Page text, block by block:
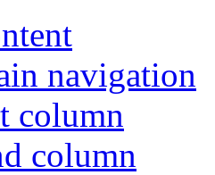
navigation
column
column